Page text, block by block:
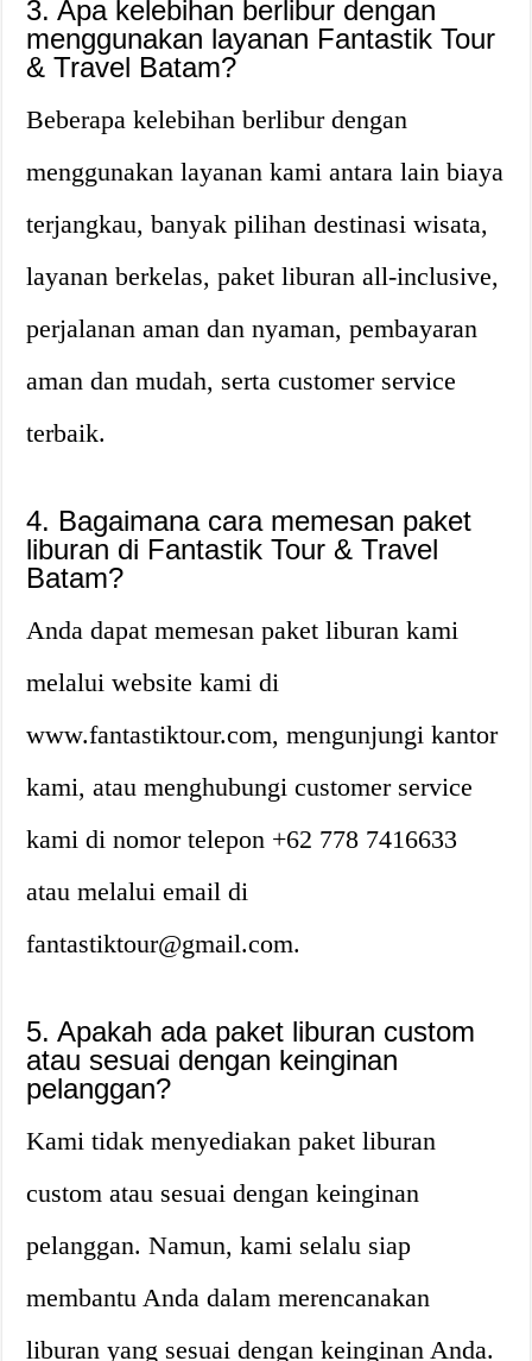
3. Apa kelebihan berlibur dengan
menggunakan layanan Fantastik Tour
& Travel Batam?
Beberapa kelebihan berlibur dengan
menggunakan layanan kami antara lain biaya
terjangkau, banyak pilihan destinasi wisata,
layanan berkelas, paket liburan all-inclusive,
perjalanan aman dan nyaman, pembayaran
aman dan mudah, serta customer service
terbaik.
4. Bagaimana cara memesan paket
liburan di Fantastik Tour & Travel
Batam?
Anda dapat memesan paket liburan kami
melalui website kami di
www.fantastiktour.com, mengunjungi kantor
kami, atau menghubungi customer service
kami di nomor telepon +62 778 7416633
atau melalui email di
fantastiktour@gmail.com.
5. Apakah ada paket liburan custom
atau sesuai dengan keinginan
pelanggan?
Kami tidak menyediakan paket liburan
custom atau sesuai dengan keinginan
pelanggan. Namun, kami selalu siap
membantu Anda dalam merencanakan
liburan yang sesuai dengan keinginan Anda.